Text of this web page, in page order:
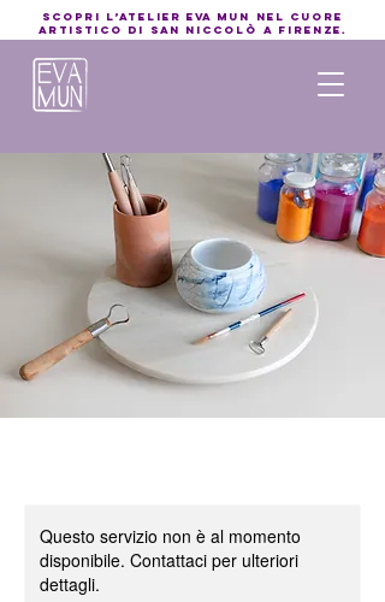
Scopri l’atelier EVA MUN nel cuore
artistico di San Niccolò a Firenze.
Questo servizio non è al momento
disponibile. Contattaci per ulteriori
dettagli.